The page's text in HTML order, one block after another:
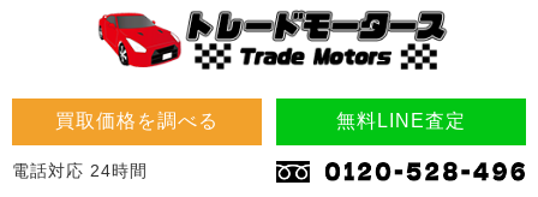
買取価格を調べる 無料LINE査定
電話対応 24時間